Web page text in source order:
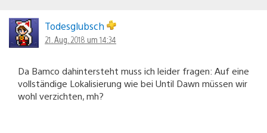
Todesglubsch
21. Aug. 2018 um 14:34
Da Bamco dahintersteht muss ich leider fragen: Auf eine
vollständige Lokalisierung wie bei Until Dawn müssen wir
wohl verzichten, mh?